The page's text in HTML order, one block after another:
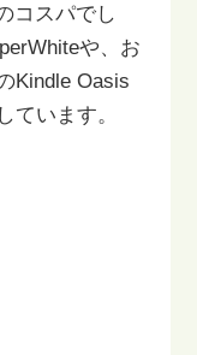
コスパでし
や、お
Kindle Oasis
ています。